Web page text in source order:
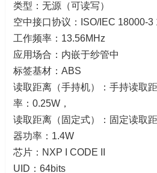
类型：无源（可读写）
空中接口协议：ISO/IEC 18000-3
工作频率：13.56MHz
应用场合：内嵌于纱管中
标签基材：ABS
读取距离（手持机）：手持读取
率：0.25W，
读取距离（固定式）：固定读取
器功率：1.4W
芯片：NXP I CODE II
UID：64bits